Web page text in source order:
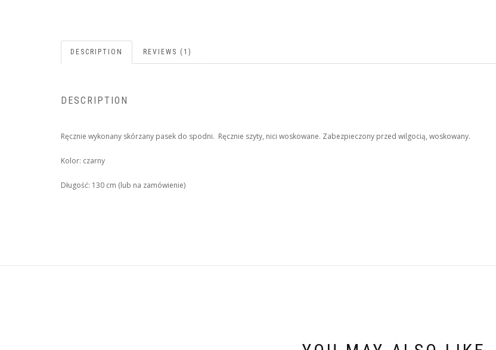
DESCRIPTION REVIEWS (1)
DESCRIPTION
Ręcznie wykonany skórzany pasek do spodni. Ręcznie szyty, nici woskowane. Zabezpieczony przed wilgocią, woskowany.
Kolor: czarny
Długość: 130 cm (lub na zamówienie)